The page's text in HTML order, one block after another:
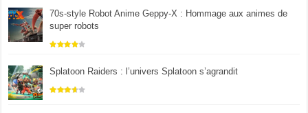
70s-style Robot Anime Geppy-X : Hommage aux animes de
super robots
Splatoon Raiders : l’univers Splatoon s’agrandit